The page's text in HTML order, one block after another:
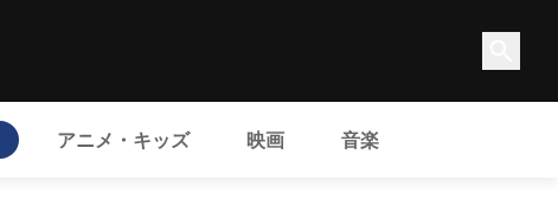
アニメ・キッズ 映画 音楽